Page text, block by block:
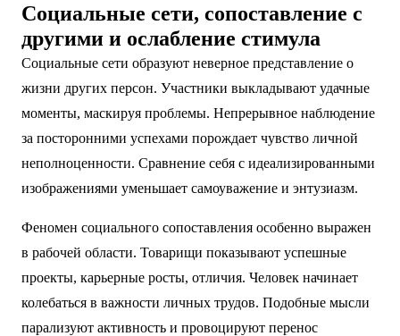
Социальные сети, сопоставление с
другими и ослабление стимула
Социальные сети образуют неверное представление о
жизни других персон. Участники выкладывают удачные
моменты, маскируя проблемы. Непрерывное наблюдение
за посторонними успехами порождает чувство личной
неполноценности. Сравнение себя с идеализированными
изображениями уменьшает самоуважение и энтузиазм.
Феномен социального сопоставления особенно выражен
в рабочей области. Товарищи показывают успешные
проекты, карьерные росты, отличия. Человек начинает
колебаться в важности личных трудов. Подобные мысли
парализуют активность и провоцируют перенос